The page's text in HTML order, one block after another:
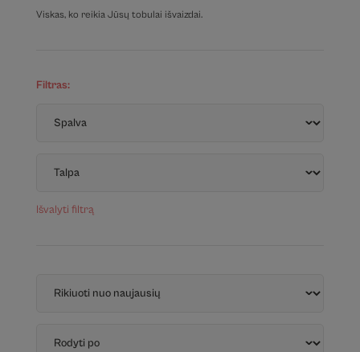
Viskas, ko reikia Jūsų tobulai išvaizdai.
Filtras:
Išvalyti filtrą